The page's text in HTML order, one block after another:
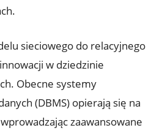
‍sieciowego do relacyjnego
⁤w dziedzinie
Obecne​ systemy
(DBMS) opierają się ⁢na
zaawansowane